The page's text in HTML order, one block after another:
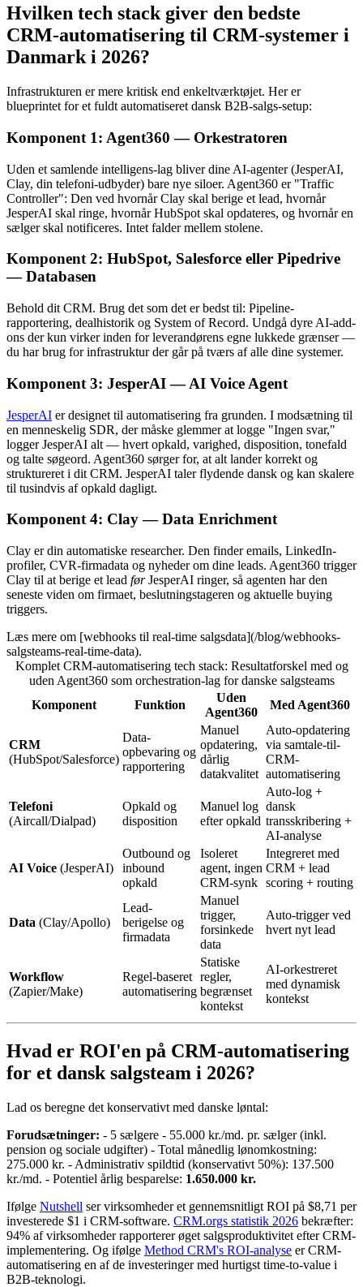
Hvilken tech stack giver den bedste
CRM-automatisering til CRM-systemer i
Danmark i 2026?
Infrastrukturen er mere kritisk end enkeltværktøjet. Her er
blueprintet for et fuldt automatiseret dansk B2B-salgs-setup:
Komponent 1: Agent360 — Orkestratoren
Uden et samlende intelligens-lag bliver dine AI-agenter (JesperAI,
Clay, din telefoni-udbyder) bare nye siloer. Agent360 er "Traffic
Controller": Den ved hvornår Clay skal berige et lead, hvornår
JesperAI skal ringe, hvornår HubSpot skal opdateres, og hvornår en
sælger skal notificeres. Intet falder mellem stolene.
Komponent 2: HubSpot, Salesforce eller Pipedrive
— Databasen
Behold dit CRM. Brug det som det er bedst til: Pipeline-
rapportering, dealhistorik og System of Record. Undgå dyre AI-add-
ons der kun virker inden for leverandørens egne lukkede grænser —
du har brug for infrastruktur der går på tværs af alle dine systemer.
Komponent 3: JesperAI — AI Voice Agent
JesperAI er designet til automatisering fra grunden. I modsætning til
en menneskelig SDR, der måske glemmer at logge "Ingen svar,"
logger JesperAI alt — hvert opkald, varighed, disposition, tonefald
og talte søgeord. Agent360 sørger for, at alt lander korrekt og
struktureret i dit CRM. JesperAI taler flydende dansk og kan skalere
til tusindvis af opkald dagligt.
Komponent 4: Clay — Data Enrichment
Clay er din automatiske researcher. Den finder emails, LinkedIn-
profiler, CVR-firmadata og nyheder om dine leads. Agent360 trigger
Clay til at berige et lead førJesperAI ringer, så agenten har den
seneste viden om firmaet, beslutningstageren og aktuelle buying
triggers.
Læs mere om [webhooks til real-time salgsdata](/blog/webhooks-
salgsteams-real-time-data).
Komplet CRM-automatisering tech stack: Resultatforskel med og
uden Agent360 som orchestration-lag for danske salgsteams
Komponent
Funktion
Uden
Agent360
Med Agent360
CRM
(HubSpot/Salesforce)
Data-
opbevaring og
rapportering
Manuel
opdatering,
dårlig
datakvalitet
Auto-opdatering
via samtale-til-
CRM-
automatisering
Telefoni
(Aircall/Dialpad)
Opkald og
disposition
Manuel log
efter opkald
Auto-log +
dansk
transskribering +
AI-analyse
AI Voice (JesperAI)
Outbound og
inbound
opkald
Isoleret
agent, ingen
CRM-synk
Integreret med
CRM + lead
scoring + routing
Data (Clay/Apollo)
Lead-
berigelse og
firmadata
Manuel
trigger,
forsinkede
data
Auto-trigger ved
hvert nyt lead
Workflow
(Zapier/Make)
Regel-baseret
automatisering
Statiske
regler,
begrænset
kontekst
AI-orkestreret
med dynamisk
kontekst
Hvad er ROI'en på CRM-automatisering
for et dansk salgsteam i 2026?
Lad os beregne det konservativt med danske løntal:
Forudsætninger: - 5 sælgere - 55.000 kr./md. pr. sælger (inkl.
pension og sociale udgifter) - Total månedlig lønomkostning:
275.000 kr. - Administrativ spildtid (konservativt 50%): 137.500
kr./md. - Potentiel årlig besparelse: 1.650.000 kr.
Ifølge Nutshell ser virksomheder et gennemsnitligt ROI på $8,71 per
investerede $1 i CRM-software. CRM.orgs statistik 2026 bekræfter:
94% af virksomheder rapporterer øget salgsproduktivitet efter CRM-
implementering. Og ifølge Method CRM's ROI-analyse er CRM-
automatisering en af de investeringer med hurtigst time-to-value i
B2B-teknologi.